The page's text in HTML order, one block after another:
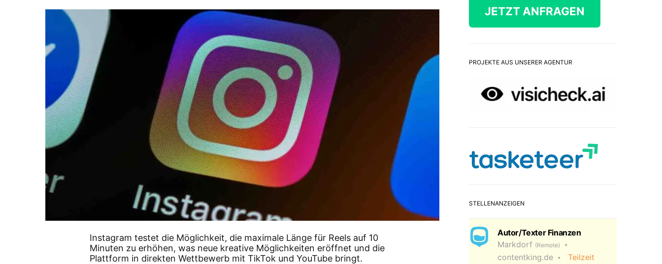
Instagram testet die Möglichkeit, die maximale Länge für Reels auf 10
Minuten zu erhöhen, was neue kreative Möglichkeiten eröffnet und die
Plattform in direkten Wettbewerb mit TikTok und YouTube bringt.
JETZT ANFRAGEN
PROJEKTE AUS UNSERER AGENTUR
STELLENANZEIGEN
Autor/Texter Finanzen
Markdorf (Remote)
contentking.de Teilzeit